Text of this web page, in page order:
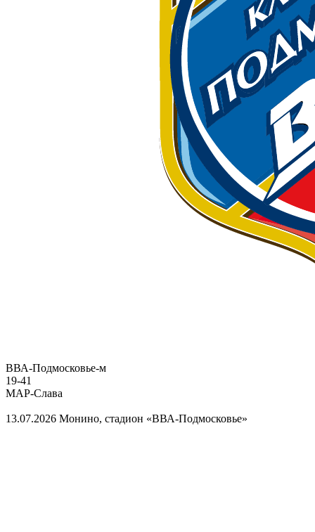
ВВА-Подмосковье-м
19-41
МАР-Слава
13.07.2026 Монино, стадион «ВВА-Подмосковье»